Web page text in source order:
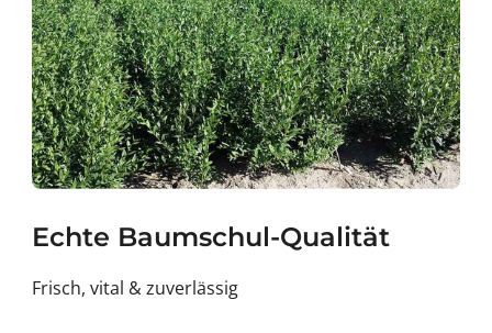
Echte Baumschul-Qualität
Frisch, vital & zuverlässig